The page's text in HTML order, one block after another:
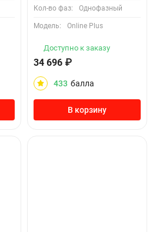
Кол-во фаз: Однофазный
Модель: Online Plus
Доступно к заказу
34 696 ₽
433 балла
В корзину